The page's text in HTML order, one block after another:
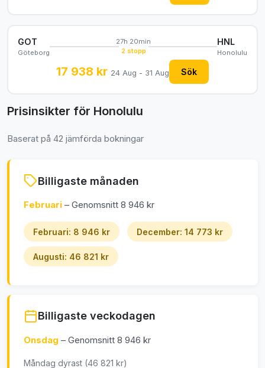
GOT
Göteborg
27h 20min
2 stopp
HNL
Honolulu
17 938 kr 24 Aug - 31 Aug Sök
Prisinsikter för Honolulu
Baserat på 42 jämförda bokningar
Billigaste månaden
Februari – Genomsnitt 8 946 kr
Februari: 8 946 kr December: 14 773 kr
Augusti: 46 821 kr
Billigaste veckodagen
Onsdag – Genomsnitt 8 946 kr
Måndag dyrast (46 821 kr)